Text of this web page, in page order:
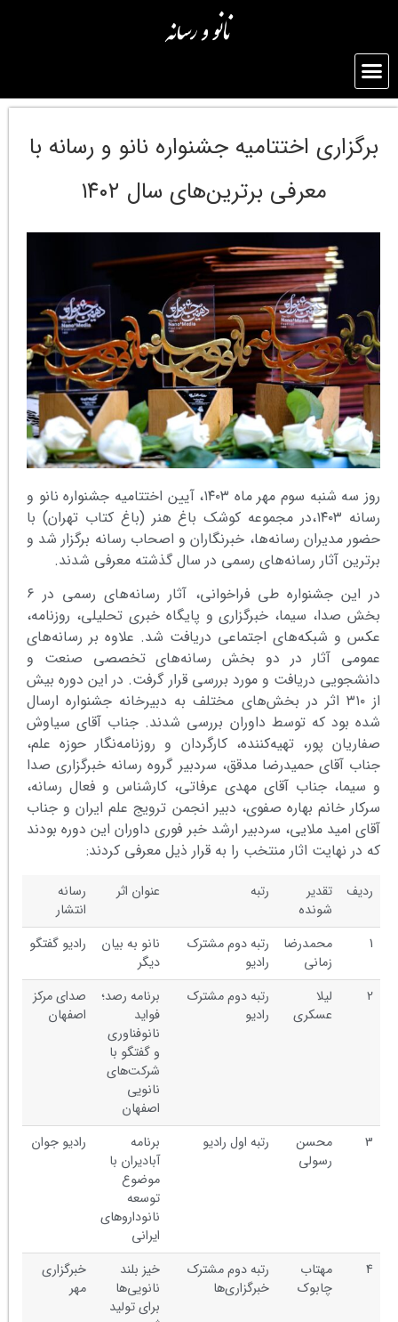
برگزاری اختتامیه جشنواره نانو و رسانه با
معرفی برترین‌های سال ۱۴۰۲
روز سه شنبه سوم مهر ماه ۱۴۰۳، آیین اختتامیه جشنواره نانو و
رسانه ۱۴۰۳،در مجموعه کوشک باغ هنر (باغ کتاب تهران) با
حضور مدیران رسانه‌ها، خبرنگاران و اصحاب رسانه برگزار شد و
برترین‌ آثار رسانه‌های رسمی در سال گذشته معرفی شدند.
در این جشنواره طی فراخوانی، آثار رسانه‌های رسمی در ۶
بخش صدا، سیما، خبرگزاری و پایگاه خبری تحلیلی، روزنامه،
عکس و شبکه‌های اجتماعی دریافت شد. علاوه بر رسانه‌های
عمومی آثار در دو بخش رسانه‌های تخصصی صنعت و
دانشجویی دریافت و مورد بررسی قرار گرفت. در این دوره بیش
از ۳۱۰ اثر در بخش‌های مختلف به دبیرخانه جشنواره ارسال
شده بود که توسط داوران بررسی شدند. جناب آقای سیاوش
صفاریان پور، تهیه‌کننده، کارگردان و روزنامه‌نگار حوزه علم،
جناب آقای حمیدرضا مدقق، سردبیر گروه رسانه خبرگزاری صدا
و سیما، جناب آقای مهدی عرفاتی، کارشناس و فعال رسانه،
سرکار خانم بهاره صفوی، دبیر انجمن ترویج علم ایران و جناب
آقای امید ملایی، سردبیر ارشد خبر فوری داوران این دوره بودند
که در نهایت اثار منتخب را به قرار ذیل معرفی کردند:
ردیف
تقدیر
شونده
رتبه عنوان اثر
رسانه
انتشار
1
محمدرضا
زمانی
رتبه دوم مشترک
رادیو
نانو به بیان
دیگر
رادیو گفتگو
2
لیلا
عسکری
رتبه دوم مشترک
رادیو
برنامه رصد؛
فواید
نانوفناوری
و گفتگو با
شرکت‌های
نانویی
اصفهان
صدای مرکز
اصفهان
3
محسن
رسولی
رتبه اول رادیو
برنامه
آبادیران با
موضوع
توسعه
نانوداروهای
ایرانی
رادیو جوان
4
مهتاب
چابوک
رتبه دوم مشترک
خبرگزاری‌ها
خیز بلند
نانویی‌ها
برای تولید
خبرگزاری
مهر